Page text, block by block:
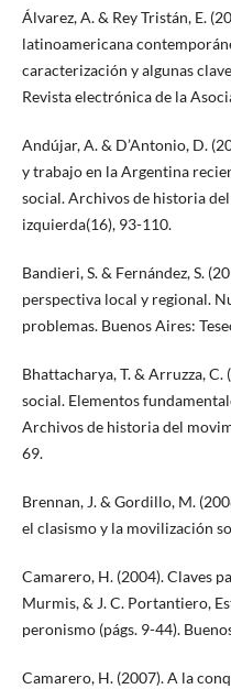
Álvarez, A. & Rey Tristán, E.
latinoamericana
caracterización y algunas
Revista electrónica de la
Andújar, A. & D’Antonio, D.
y trabajo en la Argentina
social. Archivos de historia
izquierda(16), 93-110.
Bandieri, S. & Fernández, S.
perspectiva local y regional.
problemas. Buenos Aires:
Bhattacharya, T. & Arruzza,
social. Elementos
Archivos de historia del
69.
Brennan, J. & Gordillo, M.
el clasismo y la movilización
Camarero, H. (2004). Claves
Murmis, & J. C. Portantiero,
peronismo (págs. 9-44).
Camarero, H. (2007). A la